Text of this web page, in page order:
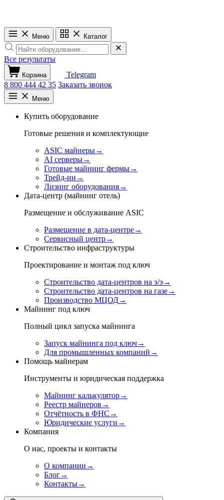
Меню Каталог
Все результаты
Корзина
Telegram
8 800 444 42 35 Заказать звонок
Меню
Купить оборудование
Готовые решения и комплектующие
ASIC майнеры→
AI серверы→
Готовые майнинг фермы→
Трейд-ин →
Лизинг оборудования→
Дата-центр (майнинг отель)
Размещение и обслуживание ASIC
Размещение в дата-центре→
Сервисный центр→
Строительство инфраструктуры
Проектирование и монтаж под ключ
Строительство дата-центров на э/э→
Строительство дата-центров на газе→
Производство МЦОД→
Майнинг под ключ
Полный цикл запуска майнинга
Запуск майнинга под ключ→
Для промышленных компаний →
Помощь майнерам
Инструменты и юридическая поддержка
Майнинг калькулятор→
Реестр майнеров →
Отчётность в ФНС →
Юридические услуги →
Компания
О нас, проекты и контакты
О компании →
Блог→
Контакты→